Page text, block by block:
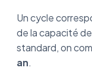
Un cycle
de la capacité
standard, on
an.